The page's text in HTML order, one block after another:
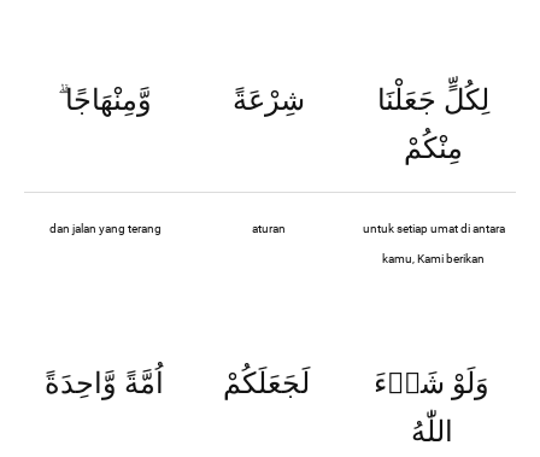
وَّمِنْهَاجًا شِرْعَةً
لِكُلٍّ جَعَلْنَا
مِنْكُمْ
dan jalan yang terang aturan untuk setiap umat di antara
kamu, Kami berikan
اُمَّةً وَّاحِدَةً لَجَعَلَكُمْ
وَلَوْ شَاۤءَ
اللّٰهُ